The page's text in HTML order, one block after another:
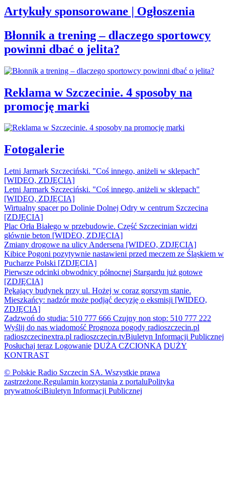
Artykuły sponsorowane | Ogłoszenia
Błonnik a trening – dlaczego sportowcy
powinni dbać o jelita?
Reklama w Szczecinie. 4 sposoby na
promocję marki
Fotogalerie
Letni Jarmark Szczeciński. "Coś innego, aniżeli w sklepach"
[WIDEO, ZDJĘCIA]
Letni Jarmark Szczeciński. "Coś innego, aniżeli w sklepach"
[WIDEO, ZDJĘCIA]
Wirtualny spacer po Dolinie Dolnej Odry w centrum Szczecina
[ZDJĘCIA]
Plac Orła Białego w przebudowie. Część Szczecinian widzi
głównie beton [WIDEO, ZDJĘCIA]
Zmiany drogowe na ulicy Andersena [WIDEO, ZDJĘCIA]
Kibice Pogoni pozytywnie nastawieni przed meczem ze Śląskiem w
Pucharze Polski [ZDJĘCIA]
Pierwsze odcinki obwodnicy północnej Stargardu już gotowe
[ZDJĘCIA]
Pękający budynek przy ul. Hożej w coraz gorszym stanie.
Mieszkańcy: nadzór może podjąć decyzję o eksmisji [WIDEO,
ZDJĘCIA]
Zadzwoń do studia: 510 777 666 Czujny non stop: 510 777 222
Wyślij do nas wiadomość Prognoza pogody radioszczecin.pl
radioszczecinextra.pl radioszczecin.tvBiuletyn Informacji Publicznej
Posłuchaj teraz Logowanie DUŻA CZCIONKA DUŻY
KONTRAST
© Polskie Radio Szczecin SA. Wszystkie prawa
zastrzeżone.Regulamin korzystania z portaluPolityka
prywatnościBiuletyn Informacji Publicznej